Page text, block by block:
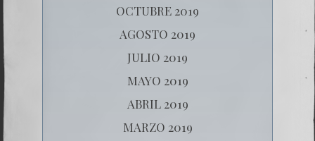
OCTUBRE 2019
AGOSTO 2019
JULIO 2019
MAYO 2019
ABRIL 2019
MARZO 2019